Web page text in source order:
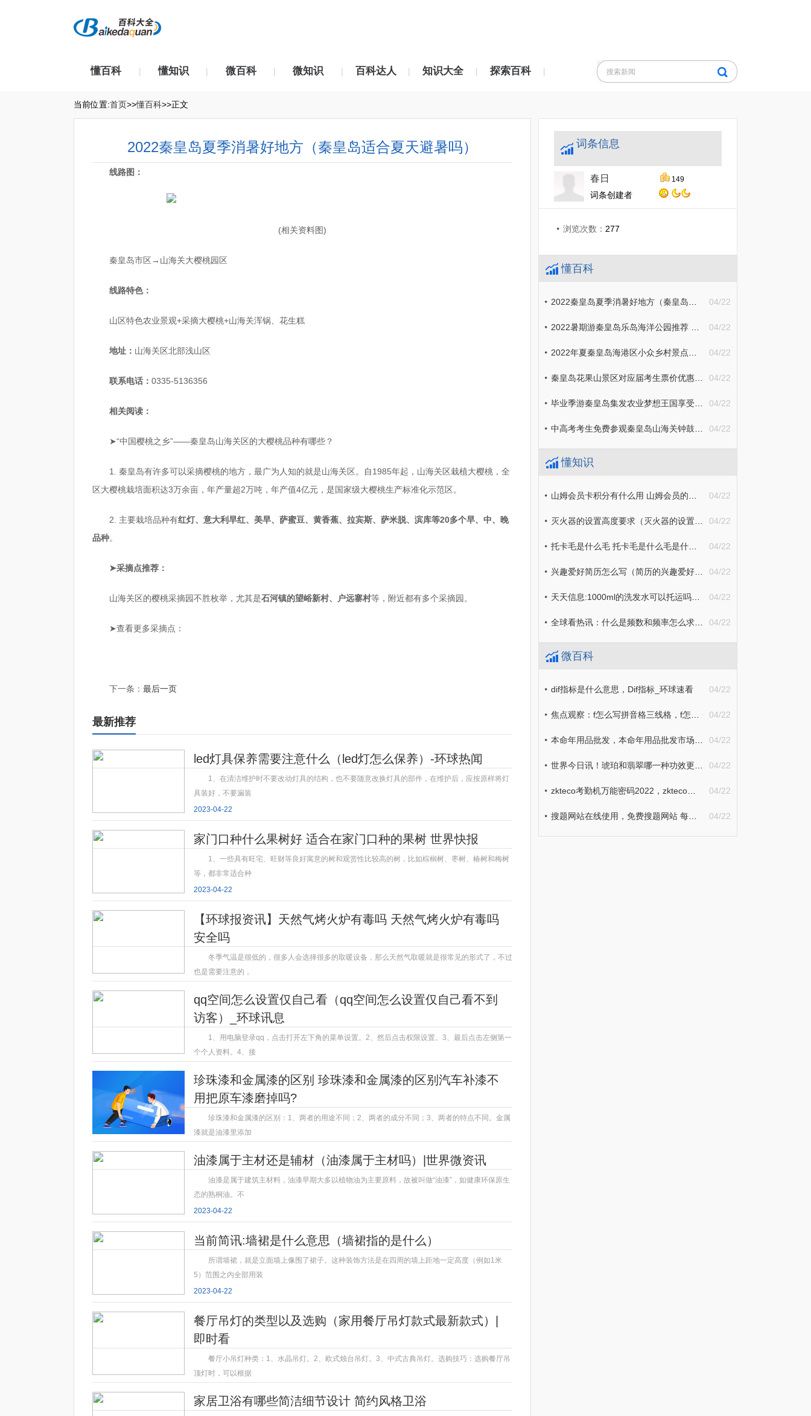
懂百科 | 懂知识 | 微百科 | 微知识 | 百科达人 | 知识大全 | 探索百科 |
当前位置:首页>>懂百科>>正文
2022秦皇岛夏季消暑好地方（秦皇岛适合夏天避暑吗）
线路图：
(相关资料图)
秦皇岛市区→山海关大樱桃园区
线路特色：
山区特色农业景观+采摘大樱桃+山海关浑锅、花生糕
地址： 山海关区北部浅山区
联系电话： 0335-5136356
相关阅读：
➤“中国樱桃之乡”——秦皇岛山海关区的大樱桃品种有哪些？
1. 秦皇岛有许多可以采摘樱桃的地方，最广为人知的就是山海关区。自1985年起，山海关区栽植大樱桃，全
区大樱桃栽培面积达3万余亩，年产量超2万吨，年产值4亿元，是国家级大樱桃生产标准化示范区。
2. 主要栽培品种有红灯、意大利早红、美早、萨蜜豆、黄香蕉、拉宾斯、萨米脱、滨库等20多个早、中、晚
品种。
➤采摘点推荐：
山海关区的樱桃采摘园不胜枚举，尤其是石河镇的望峪新村、户远寨村等，附近都有多个采摘园。
➤查看更多采摘点：
下一条： 最后一页
最新推荐
led灯具保养需要注意什么（led灯怎么保养）-环球热闻
1、在清洁维护时不要改动灯具的结构，也不要随意改换灯具的部件，在维护后，应按原样将灯
具装好，不要漏装
2023-04-22
家门口种什么果树好 适合在家门口种的果树 世界快报
1、一些具有旺宅、旺财等良好寓意的树和观赏性比较高的树，比如棕榈树、枣树、椿树和梅树
等，都非常适合种
2023-04-22
【环球报资讯】天然气烤火炉有毒吗 天然气烤火炉有毒吗
安全吗
冬季气温是很低的，很多人会选择很多的取暖设备，那么天然气取暖就是很常见的形式了，不过
也是需要注意的，
qq空间怎么设置仅自己看（qq空间怎么设置仅自己看不到
访客）_环球讯息
1、用电脑登录qq，点击打开左下角的菜单设置。2、然后点击权限设置。3、最后点击左侧第一
个个人资料。4、接
珍珠漆和金属漆的区别 珍珠漆和金属漆的区别汽车补漆不
用把原车漆磨掉吗?
珍珠漆和金属漆的区别：1、两者的用途不同；2、两者的成分不同；3、两者的特点不同。金属
漆就是油漆里添加
油漆属于主材还是辅材（油漆属于主材吗）|世界微资讯
油漆是属于建筑主材料，油漆早期大多以植物油为主要原料，故被叫做“油漆”，如健康环保原生
态的熟桐油。不
2023-04-22
当前简讯:墙裙是什么意思（墙裙指的是什么）
所谓墙裙，就是立面墙上像围了裙子。这种装饰方法是在四周的墙上距地一定高度（例如1米
5）范围之内全部用装
2023-04-22
餐厅吊灯的类型以及选购（家用餐厅吊灯款式最新款式）|
即时看
餐厅小吊灯种类：1、水晶吊灯。2、欧式烛台吊灯。3、中式古典吊灯。选购技巧：选购餐厅吊
顶灯时，可以根据
家居卫浴有哪些简洁细节设计 简约风格卫浴
词条信息
春日 149
词条创建者
浏览次数： 277
懂百科
04/22
2022秦皇岛夏季消暑好地方（秦皇岛适合夏天避暑吗）
04/22
2022暑期游秦皇岛乐岛海洋公园推荐 秦皇岛欢乐海洋公园介绍
04/22
2022年夏秦皇岛海港区小众乡村景点推荐
04/22
秦皇岛花果山景区对应届考生票价优惠一览 天天观速讯
04/22
毕业季游秦皇岛集发农业梦想王国享受哪些优惠？
04/22
中高考考生免费参观秦皇岛山海关钟鼓楼攻略_环球新消息
懂知识
04/22
山姆会员卡积分有什么用 山姆会员的积分可以拿来干嘛|全球热议
04/22
灭火器的设置高度要求（灭火器的设置高度有何要求）
04/22
托卡毛是什么毛 托卡毛是什么毛是什么毛_天天动态
04/22
兴趣爱好简历怎么写（简历的兴趣爱好如何写）
04/22
天天信息:1000ml的洗发水可以托运吗（飞机1000ml洗发水可以托运吗）
04/22
全球看热讯：什么是频数和频率怎么求（频数和频率怎么求?）
微百科
04/22
dif指标是什么意思，Dif指标_环球速看
04/22
焦点观察：f怎么写拼音格三线格，f怎么写四线三格
04/22
本命年用品批发，本命年用品批发市场 环球热消息
04/22
世界今日讯！琥珀和翡翠哪一种功效更好，琥珀和玛瑙的区别
04/22
zkteco考勤机万能密码2022，zkteco考勤机管理员密码忘记了
04/22
搜题网站在线使用，免费搜题网站 每日热门